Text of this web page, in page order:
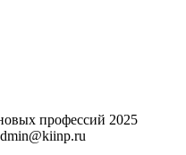
профессий 2025